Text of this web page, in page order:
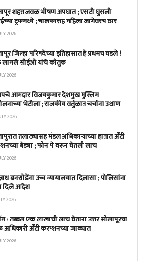
शहराजवळ भीषण अपघात ; एसटी घुसली
ट्रकमध्ये ; चालकासह महिला जागेवरच ठार
2026
जिल्हा परिषदेच्या इतिहासात हे प्रथमच घडले !
लागले सीईओ यांचे कौतुक
2026
आमदार विजयकुमार देशमुख मुस्लिम
भेटीला ; राजकीय वर्तुळात चर्चांना उधाण
2026
तलाठ्यासह मंडल अधिकाऱ्याच्या हातात अँटी
बेड्या ; फोन पे वरून घेतली लाच
2026
बनसोडेंना उच्च न्यायालयात दिलासा ; पोलिसांना
दिले आदेश
2026
: तब्बल एक लाखाची लाच घेताना उत्तर सोलापूरचा
अधिकारी अँटी करप्शनच्या जाळ्यात
2026